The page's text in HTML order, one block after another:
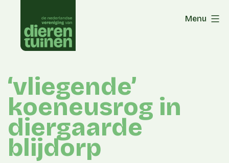
content
Menu
‘vliegende’
koeneusrog in
diergaarde
blijdorp